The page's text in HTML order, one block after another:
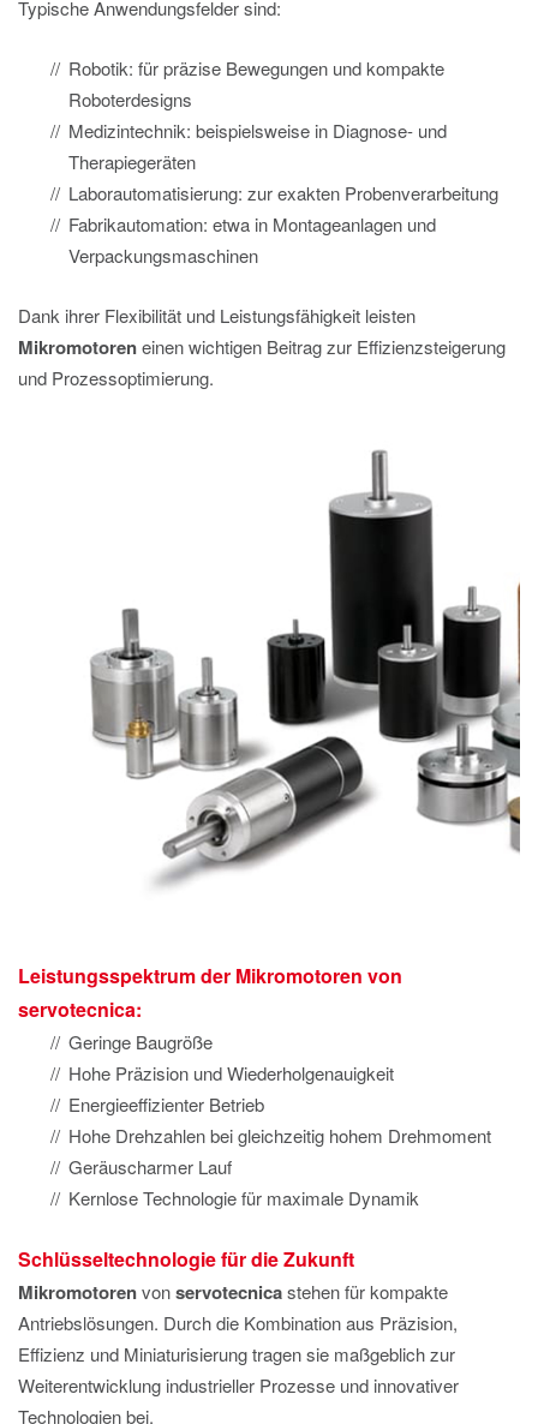
Typische Anwendungsfelder sind:
Robotik: für präzise Bewegungen und kompakte
Roboterdesigns
Medizintechnik: beispielsweise in Diagnose- und
Therapiegeräten
Laborautomatisierung: zur exakten Probenverarbeitung
Fabrikautomation: etwa in Montageanlagen und
Verpackungsmaschinen
Dank ihrer Flexibilität und Leistungsfähigkeit leisten
Mikromotoreneinen wichtigen Beitrag zur Effizienzsteigerung
und Prozessoptimierung.
Leistungsspektrum der Mikromotoren von
servotecnica:
Geringe Baugröße
Hohe Präzision und Wiederholgenauigkeit
Energieeffizienter Betrieb
Hohe Drehzahlen bei gleichzeitig hohem Drehmoment
Geräuscharmer Lauf
Kernlose Technologie für maximale Dynamik
Schlüsseltechnologie für die Zukunft
Mikromotorenvonservotecnicastehen für kompakte
Antriebslösungen. Durch die Kombination aus Präzision,
Effizienz und Miniaturisierung tragen sie maßgeblich zur
Weiterentwicklung industrieller Prozesse und innovativer
Technologien bei.